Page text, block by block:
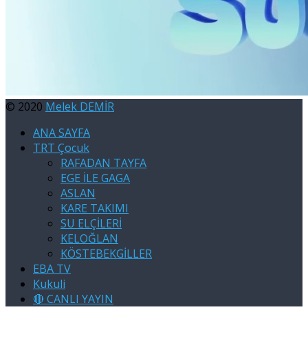
© 2020 Melek DEMİR
ANA SAYFA
TRT Çocuk
RAFADAN TAYFA
EGE İLE GAGA
ASLAN
KARE TAKIMI
SU ELÇİLERİ
KELOĞLAN
KÖSTEBEKGİLLER
EBA TV
Kukuli
🔴 CANLI YAYIN